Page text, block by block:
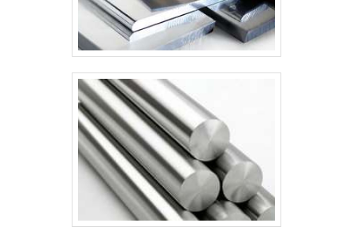
condições para quem deseja achar o que
precisa para montagem em frigoríficos em
geral. É possível encontrar uma grande
painel câmara fria e recipiente líquido nh3
com ótima qualidade e excelente custo-
benefício.Apresentando produtos de alto
padrão, a companhia conta com
profissionais especializados e instalações
modernas e em bom estado, conquistando
então a confiança de todos. A CMC
Montagem Industrial tem despontado no